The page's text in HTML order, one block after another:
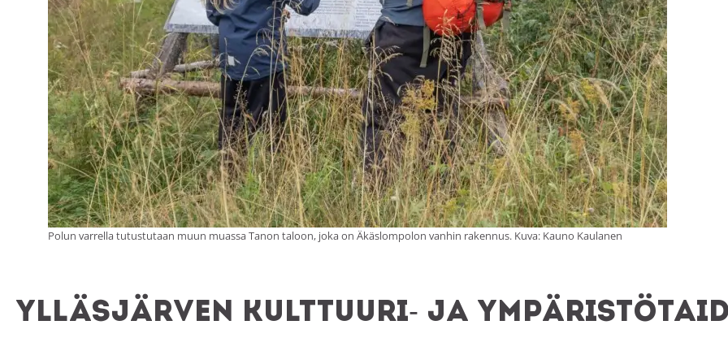
Polun varrella tutustutaan muun muassa Tanon taloon, joka on Äkäslompolon vanhin rakennus. Kuva: Kauno Kaulanen
Ylläsjärven kulttuuri- ja